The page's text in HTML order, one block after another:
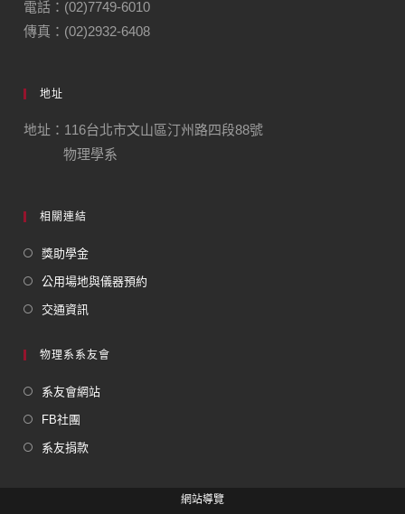
電話：(02)7749-6010
傳真：(02)2932-6408
地址
地址：116台北市文山區汀州路四段88號
物理學系
相關連結
獎助學金
公用場地與儀器預約
交通資訊
物理系系友會
系友會網站
FB社團
系友捐款
網站導覽